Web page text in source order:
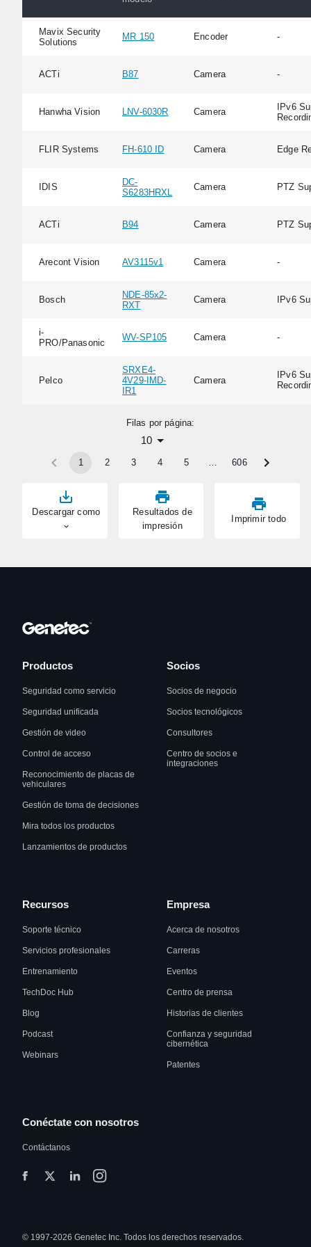
Descargar como
Resultados de
impresión
Imprimir todo
Mavix Security
Solutions
MR 150 Encoder -
ACTi B87 Camera -
Hanwha Vision LNV-6030R Camera
IPv6
FLIR Systems FH-610 ID Camera Edge
IDIS
DC-
S6283HRXL
Camera PTZ
ACTi B94 Camera PTZ
Arecont Vision AV3115v1 Camera -
Bosch
NDE-85x2-
RXT
Camera IPv6
i-
PRO/Panasonic
WV-SP105 Camera -
Pelco
SRXE4-
4V29-IMD-
IR1
Camera
IPv6
Filas por página:
10
1 2 3 4 5 … 606
Productos
Seguridad como servicio
Seguridad unificada
Gestión de video
Control de acceso
Reconocimiento de placas de
vehiculares
Gestión de toma de decisiones
Mira todos los productos
Lanzamientos de productos
Socios
Socios de negocio
Socios tecnológicos
Consultores
Centro de socios e
integraciones
Recursos
Soporte técnico
Servicios profesionales
Entrenamiento
TechDoc Hub
Blog
Podcast
Webinars
Empresa
Acerca de nosotros
Carreras
Eventos
Centro de prensa
Historias de clientes
Confianza y seguridad
cibernética
Patentes
Conéctate con nosotros
Contáctanos
© 1997-2026 Genetec Inc. Todos los derechos reservados.